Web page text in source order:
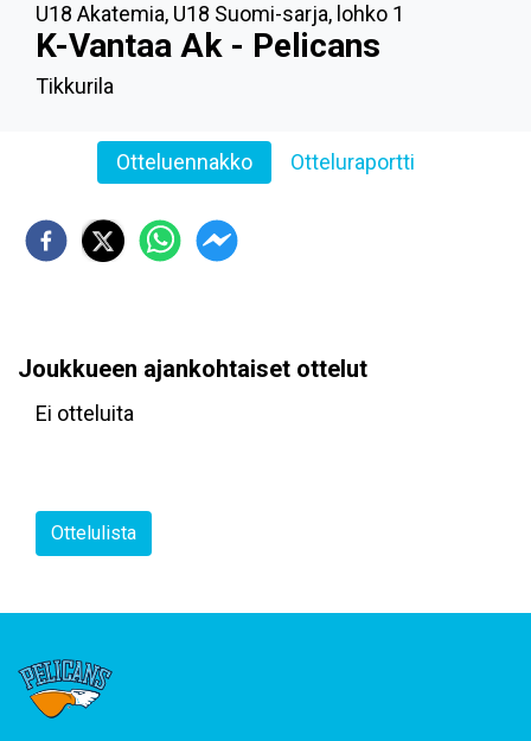
U18 Akatemia, U18 Suomi-sarja, lohko 1
K-Vantaa Ak - Pelicans
Tikkurila
Otteluennakko Otteluraportti
Joukkueen ajankohtaiset ottelut
Ei otteluita
Ottelulista